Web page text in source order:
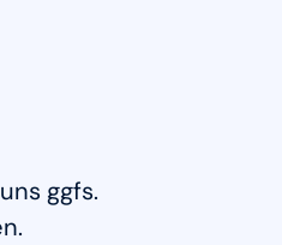
ggfs.